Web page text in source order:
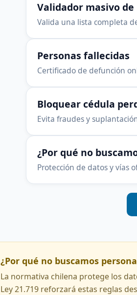
Validador masivo de
Valida una lista completa
Personas fallecidas
Certificado de defunción
Bloquear cédula
Evita fraudes y
¿Por qué no
Protección de datos y vías
¿Por qué no buscamos
La normativa chilena protege los
Ley 21.719 reforzará estas reglas